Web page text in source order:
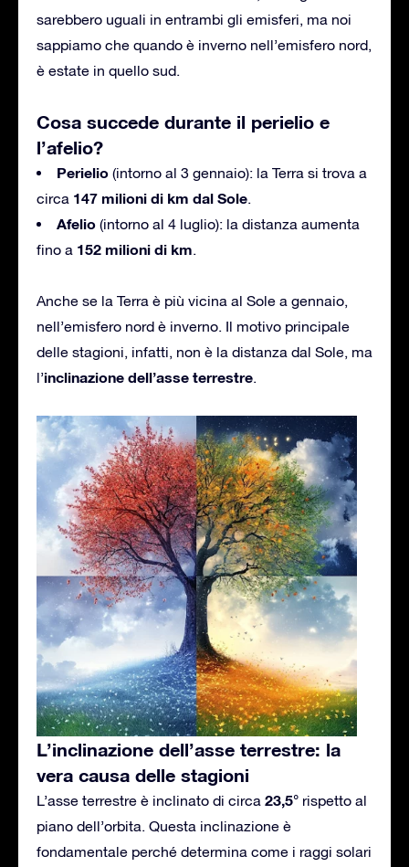
sarebbero uguali in entrambi gli emisferi, ma noi
sappiamo che quando è inverno nell’emisfero nord,
è estate in quello sud.
Cosa succede durante il perielio e
l’afelio?
Perielio (intorno al 3 gennaio): la Terra si trova a
circa 147 milioni di km dal Sole.
Afelio (intorno al 4 luglio): la distanza aumenta
fino a 152 milioni di km.
Anche se la Terra è più vicina al Sole a gennaio,
nell’emisfero nord è inverno. Il motivo principale
delle stagioni, infatti, non è la distanza dal Sole, ma
l’inclinazione dell’asse terrestre.
L’inclinazione dell’asse terrestre: la
vera causa delle stagioni
L’asse terrestre è inclinato di circa 23,5° rispetto al
piano dell’orbita. Questa inclinazione è
fondamentale perché determina come i raggi solari